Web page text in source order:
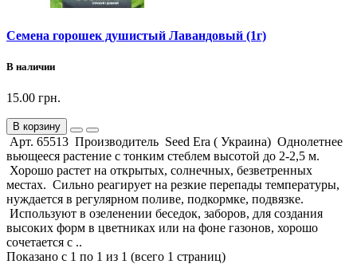
Семена горошек душистый Лавандовый (1г)
В наличии
15.00 грн.
В корзину
Арт. 65513 Производитель Seed Era ( Украина) Однолетнее
вьющееся растение с тонким стеблем высотой до 2-2,5 м.
Хорошо растет на открытых, солнечных, безветренных
местах. Сильно реагирует на резкие перепады температуры,
нуждается в регулярном поливе, подкормке, подвязке.
Используют в озеленении беседок, заборов, для создания
высоких форм в цветниках или на фоне газонов, хорошо
сочетается с ..
Показано с 1 по 1 из 1 (всего 1 страниц)